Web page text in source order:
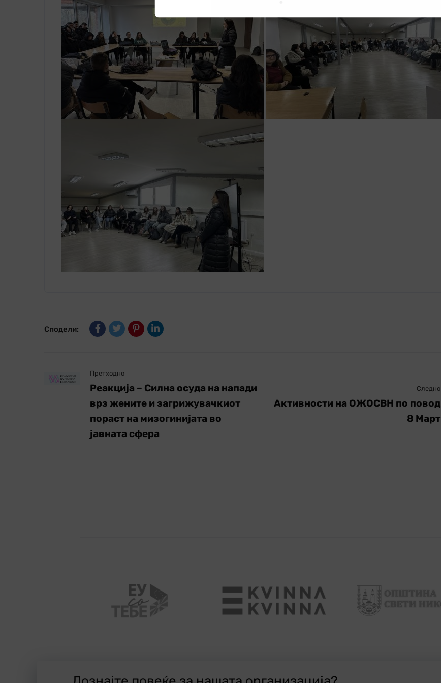
Сподели:
Претходно
Реакција – Силна осуда на напади
врз жените и загрижувачкиот
пораст на мизогинијата во
јавната сфера
Следно
Активности на ОЖОСВН по повод
8 Март